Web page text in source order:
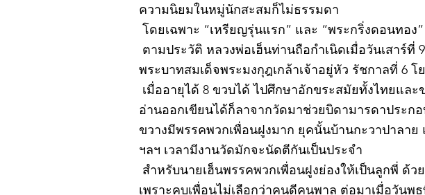
ความนิยมในหมู่นักสะสมก็ไม่ธรรมดา
โดยเฉพาะ “เหรียญรุ่นแรก” และ “พระกริ่งดอนทอง
ตามประวัติ หลวงพ่อเฮ็นท่านถือกำเนิดเมื่อวันเสาร์
พระบาทสมเด็จพระมงกุฎเกล้าเจ้าอยู่หัว รัชกาลที่ 6
เมื่ออายุได้ 8 ขวบได้ ไปศึกษาอักขระสมัยทั้งไทยแ
อ่านออกเขียนได้ก็ลาจากวัดมาช่วยบิดามารดาประ
ขวางมีพรรคพวกเพื่อนฝูงมาก ยุคนั้นบ้านกะวาปาลา
ฯลฯ เวลามีงานวัดมักจะนัดตีกันเป็นประจำ
สำหรับนายเฮ็นพรรคพวกเพื่อนฝูงย่องให้เป็นลูกพี่ ด้
เพราะคบเพื่อนไม่เลือกว่าคนดีคนพาล ต่อมาเมื่อวันพุ